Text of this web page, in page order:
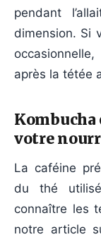
pendant
dimension. Si
après la tétée
Kombucha
votre
La caféine
du thé
connaître les
notre article